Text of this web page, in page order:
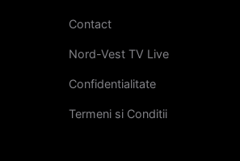
Contact
Nord-Vest TV Live
Confidentialitate
Termeni si Conditii